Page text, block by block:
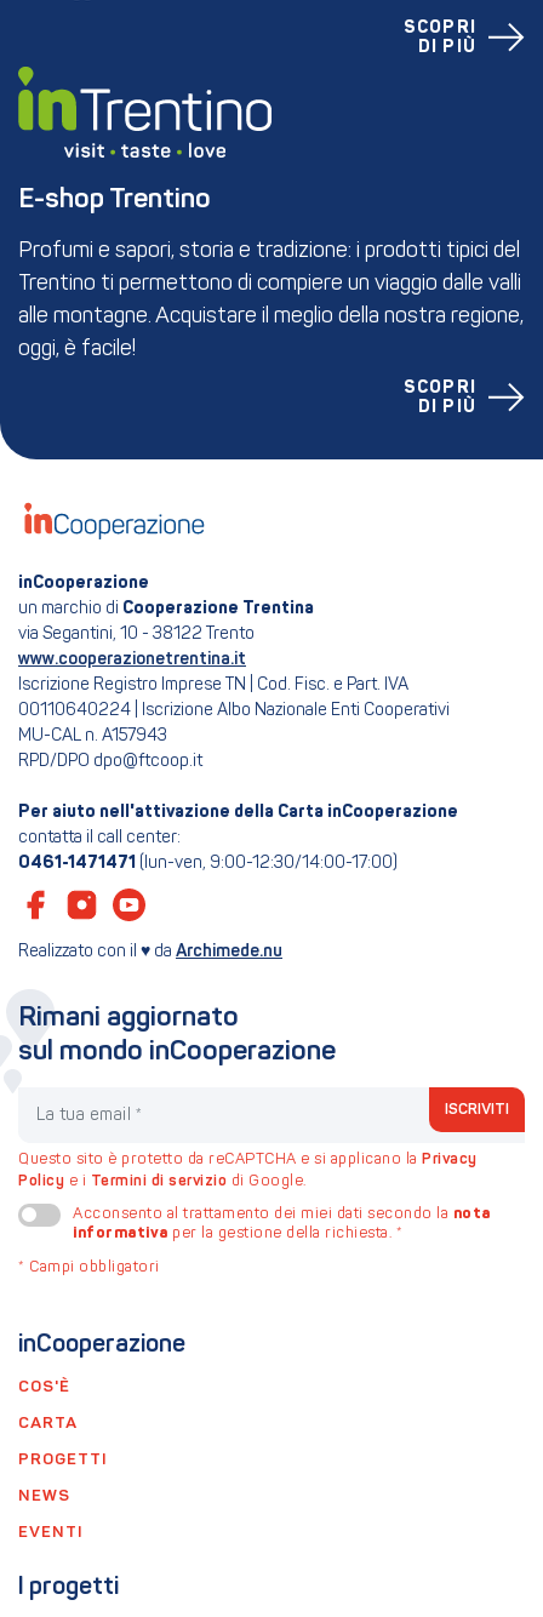
SCOPRI
DI PIÙ
E-shop Trentino
Profumi e sapori, storia e tradizione: i prodotti tipici del
Trentino ti permettono di compiere un viaggio dalle valli
alle montagne. Acquistare il meglio della nostra regione,
oggi, è facile!
SCOPRI
DI PIÙ
inCooperazione
un marchio di Cooperazione Trentina
via Segantini, 10 - 38122 Trento
www.cooperazionetrentina.it
Iscrizione Registro Imprese TN | Cod. Fisc. e Part. IVA
00110640224 | Iscrizione Albo Nazionale Enti Cooperativi
MU-CAL n. A157943
RPD/DPO dpo@ftcoop.it
Per aiuto nell'attivazione della Carta inCooperazione
contatta il call center:
0461-1471471 (lun-ven, 9:00-12:30/14:00-17:00)
Realizzato con il ♥ da Archimede.nu
inCooperazione
COS'È
CARTA
PROGETTI
NEWS
EVENTI
I progetti
Rimani aggiornato
sul mondo inCooperazione
ISCRIVITI
Questo sito è protetto da reCAPTCHA e si applicano la Privacy
Policy e i Termini di servizio di Google.
Acconsento al trattamento dei miei dati secondo la nota
informativa per la gestione della richiesta. *
* Campi obbligatori